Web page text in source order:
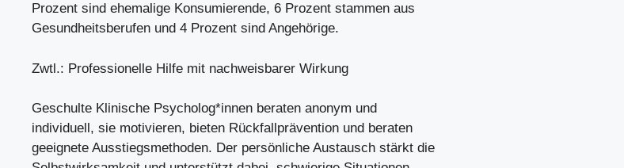
Prozent sind ehemalige Konsumierende, 6 Prozent stammen aus
Gesundheitsberufen und 4 Prozent sind Angehörige.
Zwtl.: Professionelle Hilfe mit nachweisbarer Wirkung
Geschulte Klinische Psycholog*innen beraten anonym und
individuell, sie motivieren, bieten Rückfallprävention und beraten
geeignete Ausstiegsmethoden. Der persönliche Austausch stärkt die